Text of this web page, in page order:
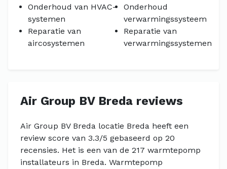
Onderhoud van HVAC-
systemen
Onderhoud
verwarmingssysteem
Reparatie van
aircosystemen
Reparatie van
verwarmingssystemen
Air Group BV Breda reviews
Air Group BV Breda locatie Breda heeft een
review score van 3.3/5 gebaseerd op 20
recensies. Het is een van de 217 warmtepomp
installateurs in Breda. Warmtepomp